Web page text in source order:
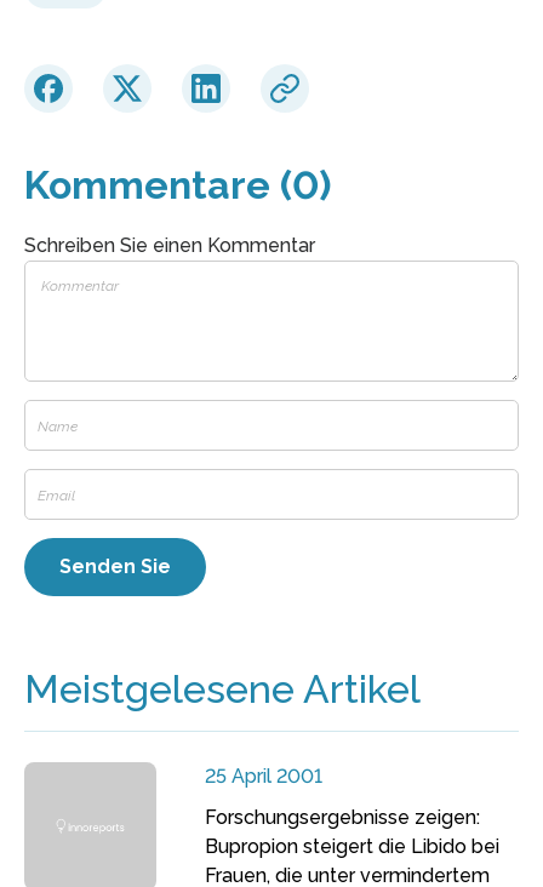
Kommentare (0)
Schreiben Sie einen Kommentar
Meistgelesene Artikel
25 April 2001
Forschungsergebnisse zeigen:
Bupropion steigert die Libido bei
Frauen, die unter vermindertem